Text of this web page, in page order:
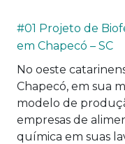
#01 Projeto de
em Chapecó – SC
No oeste
Chapecó, em sua
modelo de
empresas de
química em suas